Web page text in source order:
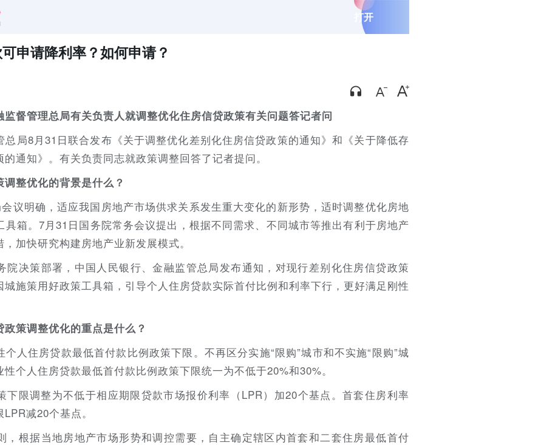
打开
申请降利率？如何申请？
督管理总局有关负责人就调整优化住房信贷政策有关问题答记者问
总局8月31日联合发布《关于调整优化差别化住房信贷政策的通知》和《关于降低存
通知》。有关负责同志就政策调整回答了记者提问。
整优化的背景是什么？
议明确，适应我国房地产市场供求关系发生重大变化的新形势，适时调整优化房地
箱。7月31日国务院常务会议提出，根据不同需求、不同城市等推出有利于房地产
加快研究构建房地产业新发展模式。
院决策部署，中国人民银行、金融监管总局发布通知，对现行差别化住房信贷政策
施策用好政策工具箱，引导个人住房贷款实际首付比例和利率下行，更好满足刚性
策调整优化的重点是什么？
人住房贷款最低首付款比例政策下限。不再区分实施“限购”城市和不实施“限购”城
个人住房贷款最低首付款比例政策下限统一为不低于20%和30%。
下限调整为不低于相应期限贷款市场报价利率（LPR）加20个基点。首套住房利率
减20个基点。
，根据当地房地产市场形势和调控需要，自主确定辖区内首套和二套住房最低首付